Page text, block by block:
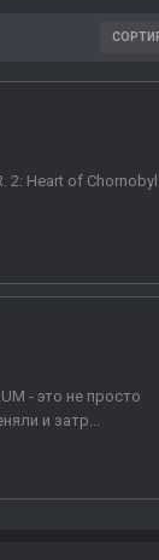
Heart of Chornobyl
- это не просто
и затр...